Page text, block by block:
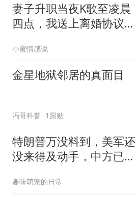
妻子升职当夜K歌至凌晨
四点，我送上离婚协议果
口：我们谈谈
小蜜情感说
金星地狱邻居的真面目
冯哥科普 1跟贴
特朗普万没料到，美军还
没来得及动手，中方已经
趣味萌宠的日常